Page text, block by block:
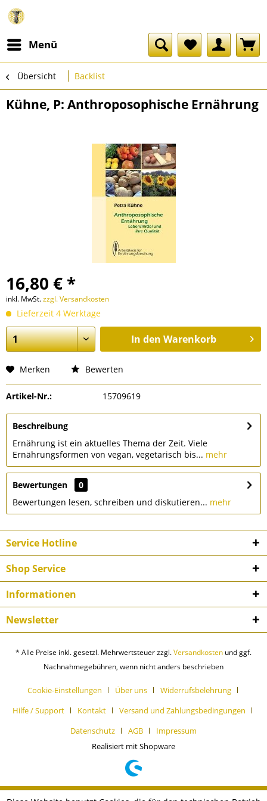
Menü
Übersicht Backlist
Kühne, P: Anthroposophische Ernährung
16,80 € *
inkl. MwSt.zzgl. Versandkosten
Lieferzeit 4 Werktage
In den Warenkorb
Merken Bewerten
Artikel-Nr.: 15709619
Beschreibung
Ernährung ist ein aktuelles Thema der Zeit. Viele
Ernährungsformen von vegan, vegetarisch bis... mehr
Bewertungen
0
Bewertungen lesen, schreiben und diskutieren... mehr
Service Hotline
Shop Service
Informationen
Newsletter
* Alle Preise inkl. gesetzl. Mehrwertsteuer zzgl.Versandkosten und ggf.
Nachnahmegebühren, wenn nicht anders beschrieben
Cookie-Einstellungen Über uns
Widerrufsbelehrung
Hilfe / Support
Kontakt
Versand und Zahlungsbedingungen
Datenschutz
AGB
Impressum
Realisiert mit Shopware